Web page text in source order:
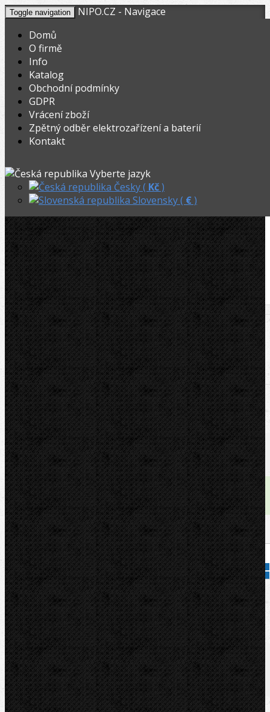
Toggle navigation
NIPO.CZ - Navigace
Domů
O firmě
Info
Katalog
Obchodní podmínky
GDPR
Vrácení zboží
Zpětný odběr elektrozařízení a baterií
Kontakt
Vyberte jazyk
Česky ( Kč)
Slovensky ( €)
V nákupním košíku máte
Celkem: 0,00
Registrovat Přihlásit
NIPO.CZ
CBC ohýb. rameno 10-12mm
CBC ohýb. rameno 10-12mm
U nás zaplatíte
1 323,00Kč
U nás zaplatíte s DPH
1 600,83 Kč
Dostupnost:
skladem
Množství:
Přidat do košíku
Kód zboží:
000003
Značka:
CBC
Popis
Soubory/Odkazy
Zařazení
Komentáře (0)